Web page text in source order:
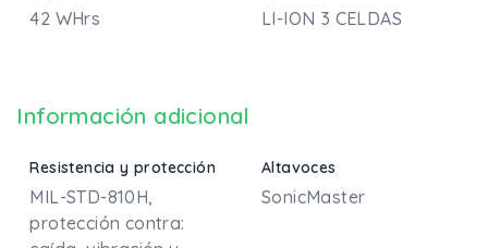
42 WHrs LI-ION 3 CELDAS
Información adicional
Resistencia y protección
MIL-STD-810H,
protección contra:
Altavoces
SonicMaster